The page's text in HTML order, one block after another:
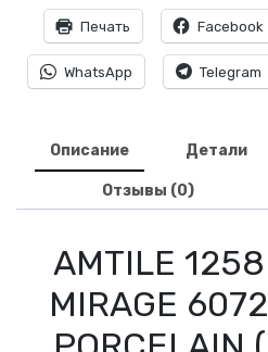
quantity
Печать Facebook
WhatsApp Telegram
Описание Детали
Отзывы (0)
AMTILE 1258
MIRAGE 6072